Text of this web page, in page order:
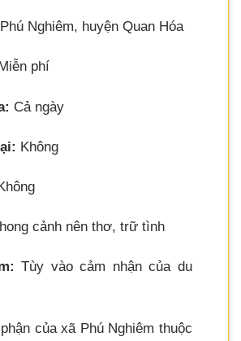
Nghiêm, huyện Quan Hóa
Miễn phí
Cả ngày
Không
cảnh nên thơ, trữ tình
Tùy vào cảm nhận của du
của xã Phú Nghiêm thuộc